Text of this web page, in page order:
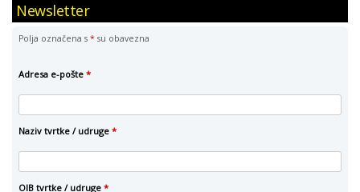
Newsletter
Polja označena s * su obavezna
Adresa e-pošte *
Naziv tvrtke / udruge *
OIB tvrtke / udruge *